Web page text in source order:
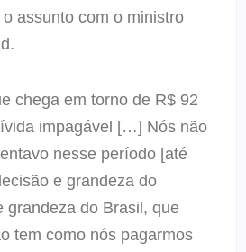
assunto com o ministro
chega em torno de R$ 92
impagável […] Nós não
nesse período [até
e grandeza do
grandeza do Brasil, que
tem como nós pagarmos